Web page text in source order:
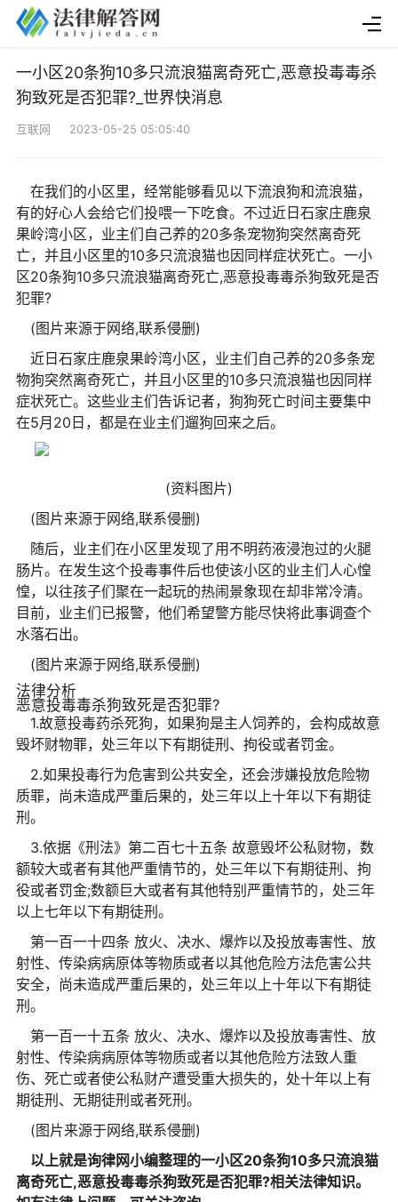
一小区20条狗10多只流浪猫离奇死亡,恶意投毒毒杀
狗致死是否犯罪?_世界快消息
互联网 2023-05-25 05:05:40
在我们的小区里，经常能够看见以下流浪狗和流浪猫，
有的好心人会给它们投喂一下吃食。不过近日石家庄鹿泉
果岭湾小区，业主们自己养的20多条宠物狗突然离奇死
亡，并且小区里的10多只流浪猫也因同样症状死亡。一小
区20条狗10多只流浪猫离奇死亡,恶意投毒毒杀狗致死是否
犯罪?
(图片来源于网络,联系侵删)
近日石家庄鹿泉果岭湾小区，业主们自己养的20多条宠
物狗突然离奇死亡，并且小区里的10多只流浪猫也因同样
症状死亡。这些业主们告诉记者，狗狗死亡时间主要集中
在5月20日，都是在业主们遛狗回来之后。
(资料图片)
(图片来源于网络,联系侵删)
随后，业主们在小区里发现了用不明药液浸泡过的火腿
肠片。在发生这个投毒事件后也使该小区的业主们人心惶
惶，以往孩子们聚在一起玩的热闹景象现在却非常冷清。
目前，业主们已报警，他们希望警方能尽快将此事调查个
水落石出。
(图片来源于网络,联系侵删)
法律分析
恶意投毒毒杀狗致死是否犯罪?
1.故意投毒药杀死狗，如果狗是主人饲养的，会构成故意
毁坏财物罪，处三年以下有期徒刑、拘役或者罚金。
2.如果投毒行为危害到公共安全，还会涉嫌投放危险物
质罪，尚未造成严重后果的，处三年以上十年以下有期徒
刑。
3.依据《刑法》第二百七十五条 故意毁坏公私财物，数
额较大或者有其他严重情节的，处三年以下有期徒刑、拘
役或者罚金;数额巨大或者有其他特别严重情节的，处三年
以上七年以下有期徒刑。
第一百一十四条 放火、决水、爆炸以及投放毒害性、放
射性、传染病病原体等物质或者以其他危险方法危害公共
安全，尚未造成严重后果的，处三年以上十年以下有期徒
刑。
第一百一十五条 放火、决水、爆炸以及投放毒害性、放
射性、传染病病原体等物质或者以其他危险方法致人重
伤、死亡或者使公私财产遭受重大损失的，处十年以上有
期徒刑、无期徒刑或者死刑。
(图片来源于网络,联系侵删)
以上就是询律网小编整理的一小区20条狗10多只流浪猫
离奇死亡,恶意投毒毒杀狗致死是否犯罪?相关法律知识。